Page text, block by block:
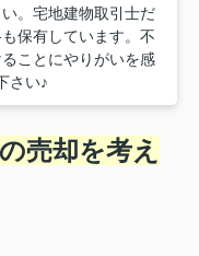
。宅地建物取引士だ
保有しています。不
ことにやりがいを感
さい♪
売却を考え